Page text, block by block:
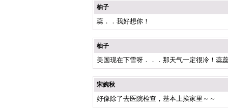
柚子
蕊．．我好想你！
柚子
美国现在下雪呀．．．那天气一定很冷！蕊
宋婉秋
好像除了去医院检查，基本上挨家里～～